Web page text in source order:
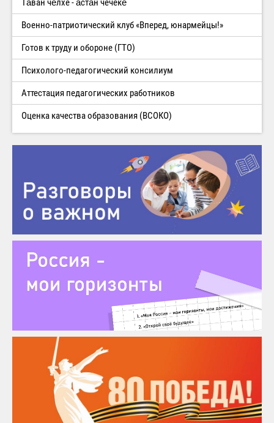
Тăван чĕлхе - ăстăн чечекĕ
Военно-патриотический клуб «Вперед, юнармейцы!»
Готов к труду и обороне (ГТО)
Психолого-педагогический консилиум
Аттестация педагогических работников
Оценка качества образования (ВСОКО)